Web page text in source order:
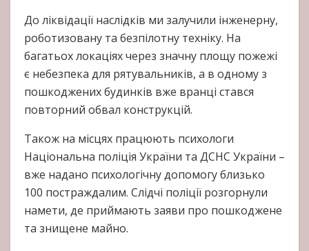
До ліквідації наслідків ми залучили інженерну,
роботизовану та безпілотну техніку. На
багатьох локаціях через значну площу пожежі
є небезпека для рятувальників, а в одному з
пошкоджених будинків вже вранці стався
повторний обвал конструкцій.
Також на місцях працюють психологи
Національна поліція України та ДСНС України –
вже надано психологічну допомогу близько
100 постраждалим. Слідчі поліції розгорнули
намети, де приймають заяви про пошкоджене
та знищене майно.